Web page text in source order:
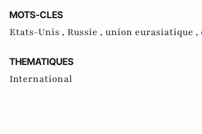
MOTS-CLES
Etats-Unis , Russie , union eurasiatique ,
THEMATIQUES
International